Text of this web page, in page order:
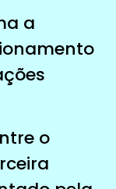
a
o